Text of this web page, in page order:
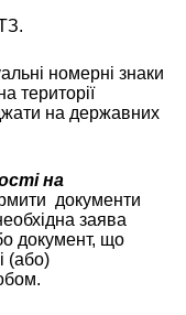
номерні знаки
території
на державних
на
документи
заява
документ, що
(або)